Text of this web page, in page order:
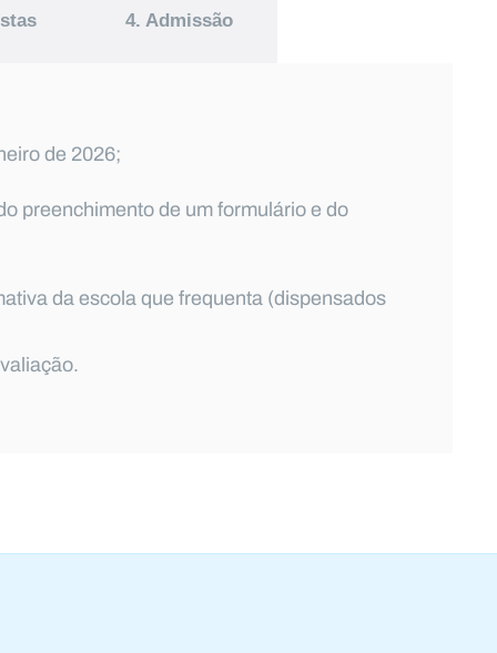
4. Admissão
de 2026;
preenchimento de um formulário e do
da escola que frequenta (dispensados